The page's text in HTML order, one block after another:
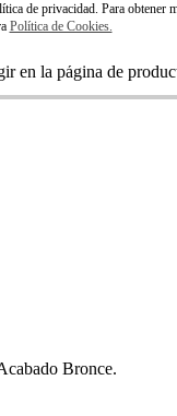
en la página de
Bronce.
de privacidad. Para obtener
Política de Cookies.